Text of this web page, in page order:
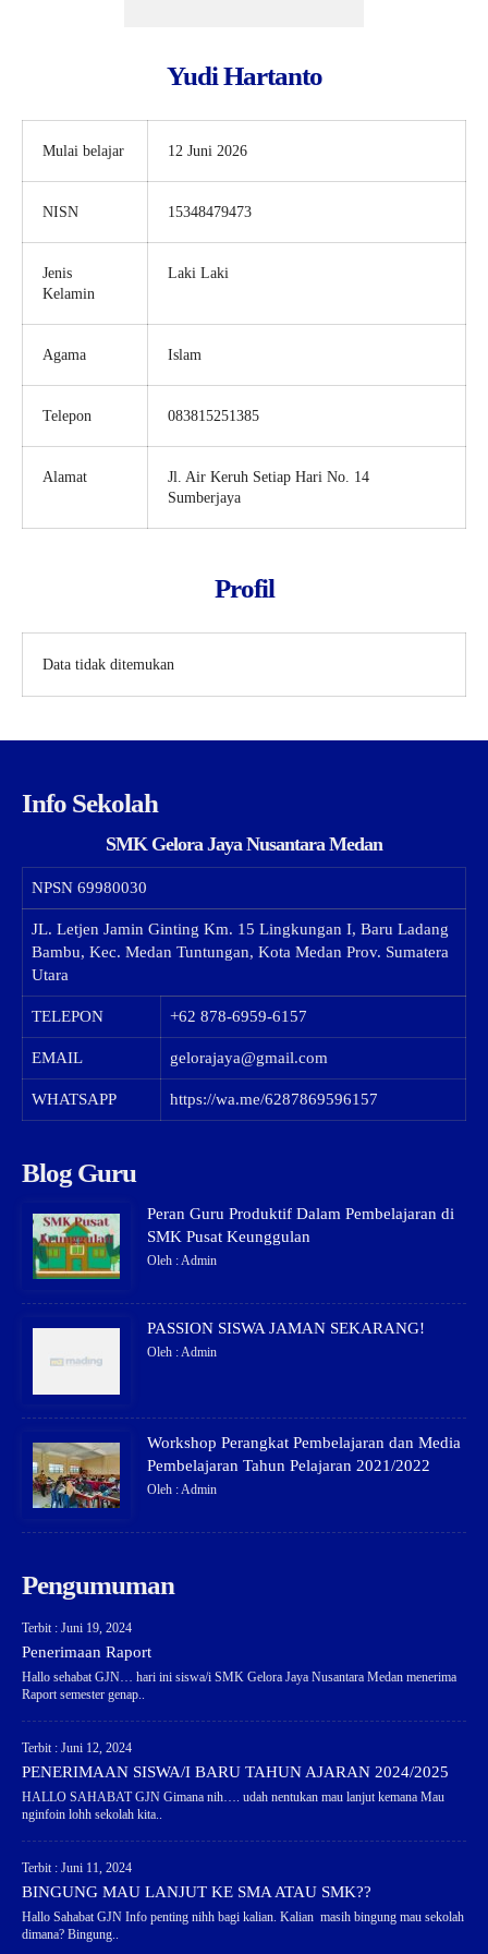
Yudi Hartanto
Mulai belajar 12 Juni 2026
NISN 15348479473
Jenis
Kelamin
Laki Laki
Agama Islam
Telepon 083815251385
Alamat
Jl. Air Keruh Setiap Hari No. 14
Sumberjaya
Profil
Data tidak ditemukan
Info Sekolah
SMK Gelora Jaya Nusantara Medan
NPSN 69980030
JL. Letjen Jamin Ginting Km. 15 Lingkungan I, Baru Ladang
Bambu, Kec. Medan Tuntungan, Kota Medan Prov. Sumatera
Utara
TELEPON +62 878-6959-6157
EMAIL gelorajaya@gmail.com
WHATSAPP https://wa.me/6287869596157
Blog Guru
Peran Guru Produktif Dalam Pembelajaran di
SMK Pusat Keunggulan
Oleh : Admin
PASSION SISWA JAMAN SEKARANG!
Oleh : Admin
Workshop Perangkat Pembelajaran dan Media
Pembelajaran Tahun Pelajaran 2021/2022
Oleh : Admin
Pengumuman
Terbit : Juni 19, 2024
Penerimaan Raport
Hallo sehabat GJN… hari ini siswa/i SMK Gelora Jaya Nusantara Medan menerima
Raport semester genap..
Terbit : Juni 12, 2024
PENERIMAAN SISWA/I BARU TAHUN AJARAN 2024/2025
HALLO SAHABAT GJN Gimana nih…. udah nentukan mau lanjut kemana Mau
nginfoin lohh sekolah kita..
Terbit : Juni 11, 2024
BINGUNG MAU LANJUT KE SMA ATAU SMK??
Hallo Sahabat GJN Info penting nihh bagi kalian. Kalian masih bingung mau sekolah
dimana? Bingung..